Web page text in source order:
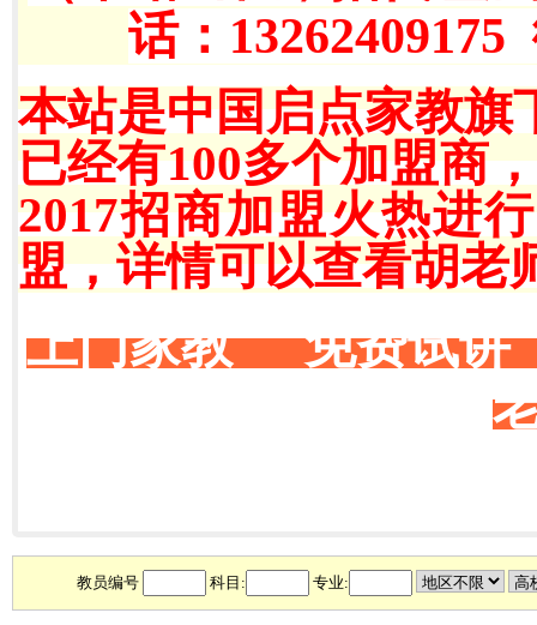
话：
本站是中国启点家教旗
已经有100多个加盟商
2017招商加盟火热进
盟，详情可以查看胡老
上门家教 免费试讲
教员编号 科目: 专业: